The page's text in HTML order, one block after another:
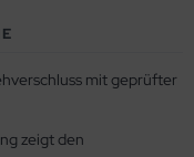
mit geprüfter
zeigt den